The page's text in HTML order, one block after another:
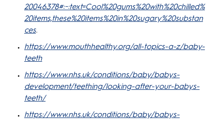
20046378#:~:text=Cool%20gums%20with%20chilled%
20items,these%20items%20in%20sugary%20substan
ces.
https://www.mouthhealthy.org/all-topics-a-z/baby-
teeth
https://www.nhs.uk/conditions/baby/babys-
development/teething/looking-after-your-babys-
teeth/
https://www.nhs.uk/conditions/baby/babys-